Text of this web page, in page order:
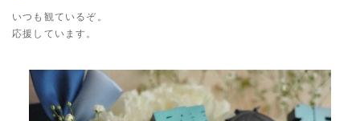
いつも観ているぞ。
応援しています。